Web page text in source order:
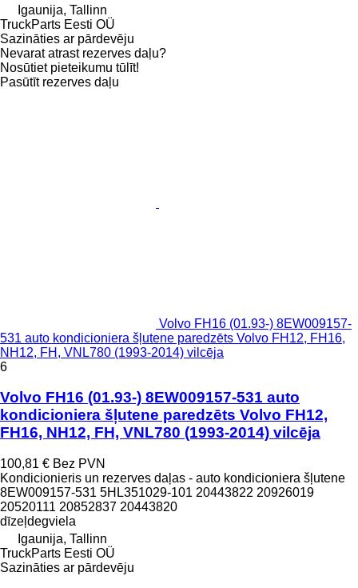
Igaunija, Tallinn
TruckParts Eesti OÜ
Sazināties ar pārdevēju
Nevarat atrast rezerves daļu?
Nosūtiet pieteikumu tūlīt!
Pasūtīt rezerves daļu
Volvo FH16 (01.93-) 8EW009157-
531 auto kondicioniera šļutene paredzēts Volvo FH12, FH16,
NH12, FH, VNL780 (1993-2014) vilcēja
6
Volvo FH16 (01.93-) 8EW009157-531 auto
kondicioniera šļutene paredzēts Volvo FH12,
FH16, NH12, FH, VNL780 (1993-2014) vilcēja
100,81 € Bez PVN
Kondicionieris un rezerves daļas - auto kondicioniera šļutene
8EW009157-531 5HL351029-101 20443822 20926019
20520111 20852837 20443820
dīzeļdegviela
Igaunija, Tallinn
TruckParts Eesti OÜ
Sazināties ar pārdevēju